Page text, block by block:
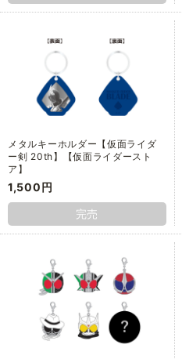
メタルキーホルダー【仮面ライダ
ー剣 20th】【仮面ライダースト
ア】
1,500円
完売